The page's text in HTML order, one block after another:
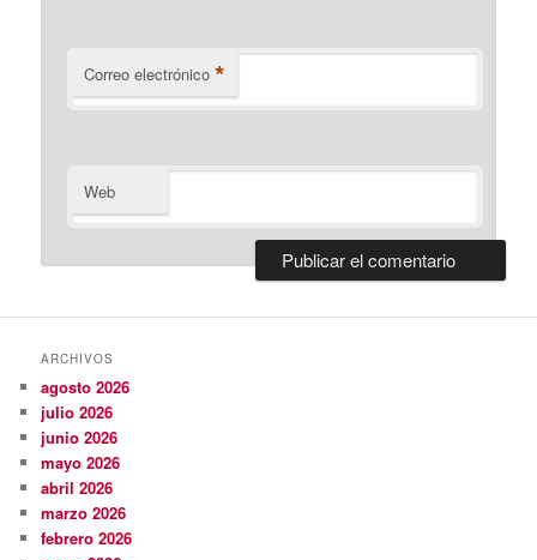
Correo electrónico *
Web
ARCHIVOS
agosto 2026
julio 2026
junio 2026
mayo 2026
abril 2026
marzo 2026
febrero 2026